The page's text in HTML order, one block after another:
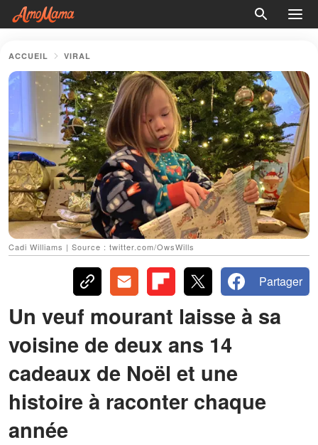
ACCUEIL VIRAL
Cadi Williams | Source : twitter.com/OwsWills
Partager
Un veuf mourant laisse à sa
voisine de deux ans 14
cadeaux de Noël et une
histoire à raconter chaque
année